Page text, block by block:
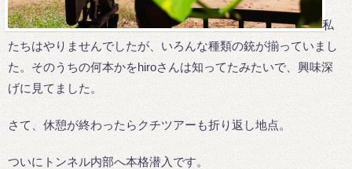
私
たちはやりませんでしたが、いろんな種類の銃が揃っていまし
た。そのうちの何本かをhiroさんは知ってたみたいで、興味深
げに見てました。
さて、休憩が終わったらクチツアーも折り返し地点。
ついにトンネル内部へ本格潜入です。